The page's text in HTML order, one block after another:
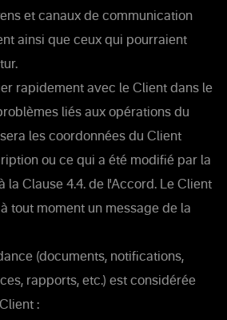
et canaux de communication
ainsi que ceux qui pourraient
rapidement avec le Client dans le
liés aux opérations du
les coordonnées du Client
ou ce qui a été modifié par la
la Clause 4.4. de l'Accord. Le Client
tout moment un message de la
(documents, notifications,
rapports, etc.) est considérée
: